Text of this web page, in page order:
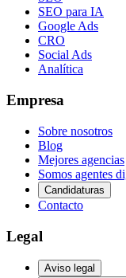
SEO para IA
Google Ads
CRO
Social Ads
Analítica
Empresa
Sobre nosotros
Blog
Mejores agencias
Somos agentes
Candidaturas
Contacto
Legal
Aviso legal